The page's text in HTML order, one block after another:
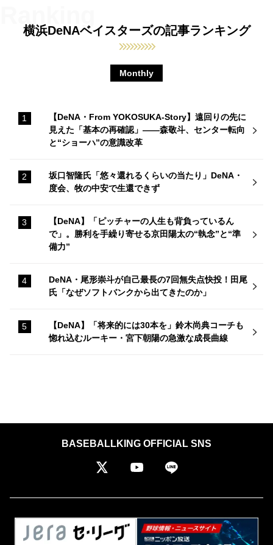
横浜DeNAベイスターズの記事ランキング
Monthly
【DeNA・From YOKOSUKA-Story】遠回りの先に
見えた「基本の再確認」——森敬斗、センター転向
と“ショーハ”の意識改革
坂口智隆氏「悠々還れるくらいの当たり」DeNA・
度会、牧の中安で生還できず
【DeNA】「ピッチャーの人生も背負っているん
で」。勝利を手繰り寄せる京田陽太の“執念”と“準
備力”
DeNA・尾形崇斗が自己最長の7回無失点快投！田尾
氏「なぜソフトバンクから出てきたのか」
【DeNA】「将来的には30本を」鈴木尚典コーチも
惚れ込むルーキー・宮下朝陽の急激な成長曲線
BASEBALLKING OFFICIAL SNS